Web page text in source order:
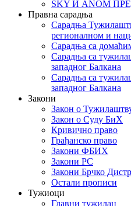
SKY И ANOM
Правна сарадња
Сарадња
регионалном и
Сарадња са
Сарадња са
западног Балкана
Сарадња са
западног Балкана
Закони
Закон о
Закон о Суду БиХ
Кривично право
Грађанско право
Закони ФБИХ
Закони РС
Закони Брчко
Остали прописи
Тужиоци
Главни тужилац